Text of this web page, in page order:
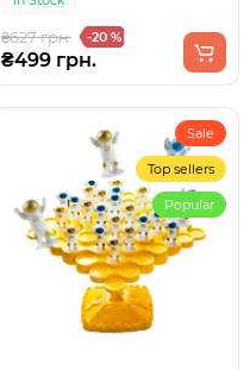
₴627 грн. -20 %
₴499 грн.
Sale
Top sellers
Popular